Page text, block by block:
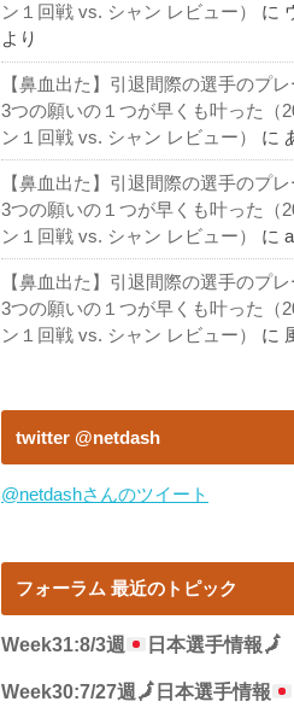
ン１回戦 vs. シャン レビュー）
に
より
【鼻血出た】引退間際の選手のプレ
3つの願いの１つが早くも叶った（
ン１回戦 vs. シャン レビュー）
に
【鼻血出た】引退間際の選手のプレ
3つの願いの１つが早くも叶った（
ン１回戦 vs. シャン レビュー）
に
【鼻血出た】引退間際の選手のプレ
3つの願いの１つが早くも叶った（
ン１回戦 vs. シャン レビュー）
に
twitter @netdash
@netdashさんのツイート
フォーラム 最近のトピック
Week31:8/3週 日本選手情報🗾
Week30:7/27週🗾 日本選手情報